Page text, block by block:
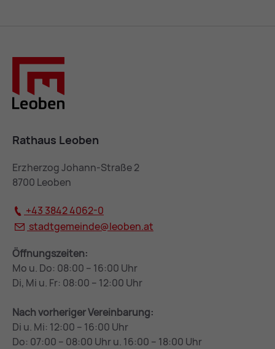
Rathaus Leoben
Erzherzog Johann-Straße 2
8700 Leoben
+43 3842 4062-0
stadtgemeinde@leoben.at
Öffnungszeiten:
Mo u. Do: 08:00 – 16:00 Uhr
Di, Mi u. Fr: 08:00 – 12:00 Uhr
Nach vorheriger Vereinbarung:
Di u. Mi: 12:00 – 16:00 Uhr
Do: 07:00 – 08:00 Uhr u. 16:00 – 18:00 Uhr